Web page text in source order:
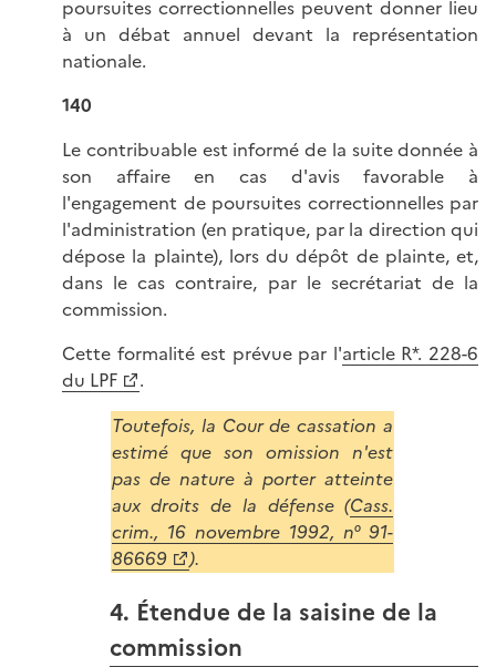
poursuites correctionnelles peuvent donner lieu
à un débat annuel devant la représentation
nationale.
140
Le contribuable est informé de la suite donnée à
son affaire en cas d'avis favorable à
l'engagement de poursuites correctionnelles par
l'administration (en pratique, par la direction qui
dépose la plainte), lors du dépôt de plainte, et,
dans le cas contraire, par le secrétariat de la
commission.
Cette formalité est prévue par l'article R*. 228-6
du LPF
.
Toutefois, la Cour de cassation a
estimé que son omission n'est
pas de nature à porter atteinte
aux droits de la défense (Cass.
crim., 16 novembre 1992, n° 91-
86669
).
4. Étendue de la saisine de la
commission